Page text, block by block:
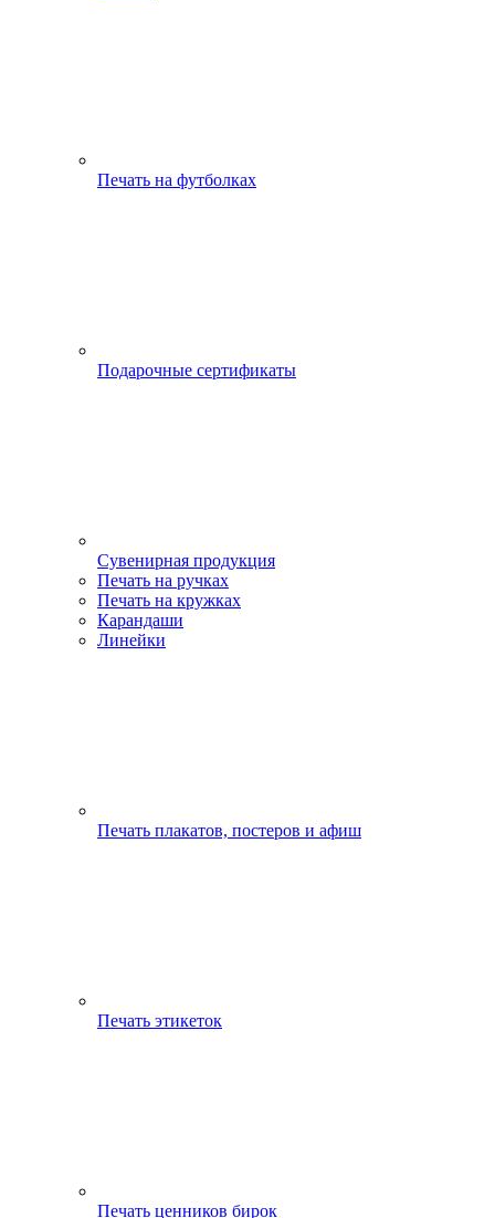
Печать на футболках
Подарочные сертификаты
Сувенирная продукция
Печать на ручках
Печать на кружках
Карандаши
Линейки
Печать плакатов, постеров и афиш
Печать этикеток
Печать ценников бирок